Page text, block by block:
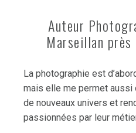
Auteur
Marseillan
La photographie est
mais elle me permet aussi
de nouveaux univers et
passionnées par leur